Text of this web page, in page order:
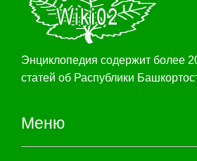
Энциклопедия содержит более
статей об Распублики
Меню